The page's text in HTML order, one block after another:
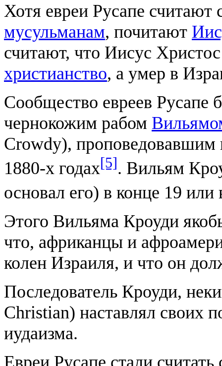
Хотя евреи Русапе считают
мусульманам, почитают
считают, что Иисус
христианство, а умер в
Сообщество евреев
чернокожим рабом
Crowdy), проповедовавшим
1880-х годах[5]. Вильям
основал его) в конце 19 или
Этого Вильяма Кроуди
что, африканцы и
колен Израиля, и что он
Последователь Кроуди,
Christian) наставлял своих
иудаизма.
Евреи Русапе стали